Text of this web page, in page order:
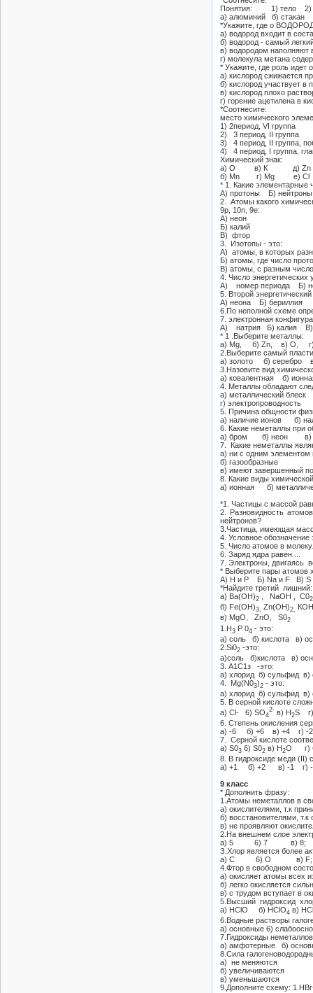
Понятия: 1) тело 2)
а) алюминий б) стакан
*Укажите, где о
а) водород входит в
б) водород - самый
в) водородом
г) молекула метана
* Укажите, где роль идет
а) кислород сжижается
б) кислород участвует в
в) кислород плохо
г) горение ацетилена в
*Соотнесите:
место химического
1) 2период, VI группа
2) 3 период, II группа
3) 4 период, II группа,
4) 4 период, I группа,
Химический знак:
а) O в) К д) Zn
б) Мn г) Mg е) Сl
* 1. Какие элементарные
A) протоны Б)
2. Атомы какого
9р, 10n, 9е:
А) неон
Б) калий
B) фтор
3. Изотопы - это:
A) атомы, в которых
Б) атомы, где число
B) атомы, с разным
4. Число энергетических
A) номер периода Б)
5. Второй
А) неона Б) бериллия
6.По неполной схеме
7. электронная
A) натрия Б) калия B)
* 1 .Выберите металлы:
a) Mg, б) Zn, в) О,
2.Выберите самый
а) золото б) серебро
3.Назовите вид
а) ковалентная б)
4. Металлы обладают
а) металлический
г) электропроводность
5. Причина общности
а) наличие ионов б)
6. Какие неметаллы при
а) бром б) неон в)
7. Какие неметаллы
а) ни с одним элементом
б) газообразные
в) имеют завершенный
8. Какие виды
а) ионная б)
*1. Частицы с массой
2. Разновидность
нейтронов?
3.Частица, имеющая
4. Условное обозначение
5. Число атомов в
6. Заряд ядра равен....
7. Электроны, двигаясь
* Выберите пары атомов
А) Н и Р Б) Na и F B)
*Найдите третий лишний:
а) Ва(ОН)2 , NaOH , С02
б) Fe(OH)3,Zn(OH)2,
в) MgO, ZnO, S02
1.Н3 Р 04 - это:
а) соль б) кислота в)
2.Si02-это:
а)соль б)кислота в)
3. А1С1з -это:
а) хлорид б) сульфид в)
4. Mg(N03)2 - это:
а) хлорид б) сульфид в)
5. В серной кислоте
а) Cl- 6) SO4
2-в) H2S г)
6. Степень окисления
а) -6 б) +6 в) +4 г) -2
7. Серной кислоте
a) S036) S02в) Н2О г)
8. В гидроксиде меди (II)
а) +1 б) +2 в) -1 г) -
9 класс
* Дополнить фразу:
1.Атомы неметаллов в
а) окислителями, т.к
б) восстановителями, т.к
в) не проявляют
2.На внешнем слое
а) 5 6) 7 в) 8;
З.Хлор является более
а) С 6) О в) F;
4.Фтор в свободном
а) окисляет атомы всех
б) легко окисляется
в) с трудом вступает в
5.Высший гидроксид
а) НClO б) НClO4 в)
6.Водные растворы
а) основные 6)
7.Гидроксиды
а) амфотерные б)
8.Сила
а) не меняются
б) увеличиваются
в) уменьшаются
9.Дополните схему: